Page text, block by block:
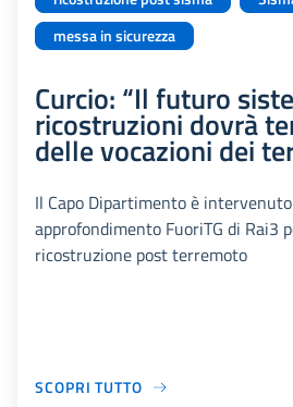
messa in sicurezza
Curcio: “Il futuro
ricostruzioni dovrà
delle vocazioni dei
Il Capo Dipartimento è
approfondimento FuoriTG di Rai3
ricostruzione post terremoto
SCOPRI TUTTO